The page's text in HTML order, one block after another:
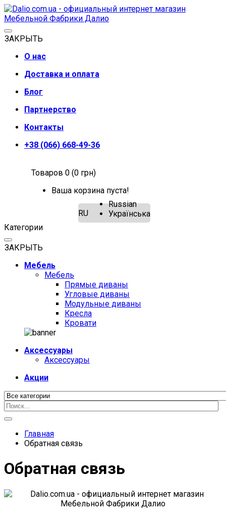
ЗАКРЫТЬ
О нас
Доставка и оплата
Блог
Партнерство
Контакты
+38 (066) 668-49-36
Товаров 0 (0 грн)
Ваша корзина пуста!
RU
Russian
Українська
Категории
ЗАКРЫТЬ
Мебель
Мебель
Прямые диваны
Угловые диваны
Модульные диваны
Кресла
Кровати
Аксессуары
Аксессуары
Акции
Главная
Обратная связь
Обратная связь